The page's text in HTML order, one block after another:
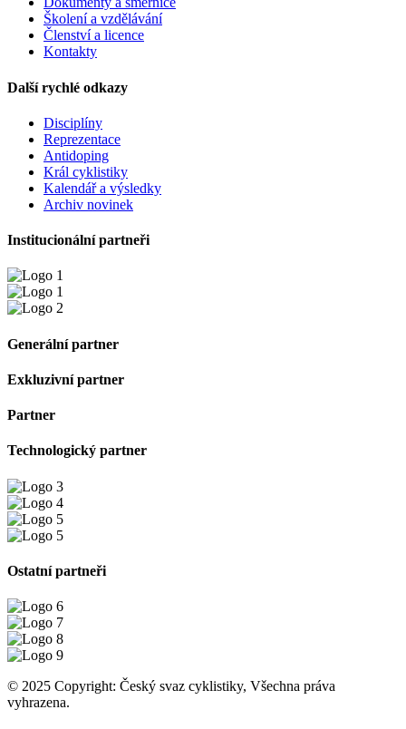
Školení a vzdělávání
Členství a licence
Kontakty
Další rychlé odkazy
Disciplíny
Reprezentace
Antidoping
Král cyklistiky
Kalendář a výsledky
Archiv novinek
Institucionální partneři
Generální partner
Exkluzivní partner
Partner
Technologický partner
Ostatní partneři
© 2025 Copyright: Český svaz cyklistiky, Všechna práva
vyhrazena.